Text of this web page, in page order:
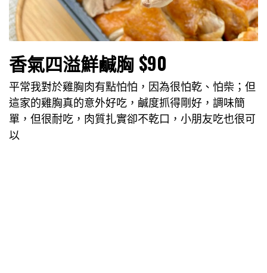
香氣四溢鮮鹹胸 $90
平常我對於雞胸肉有點怕怕，因為很怕乾、怕柴；但
這家的雞胸真的意外好吃，鹹度抓得剛好，調味簡
單，但很耐吃，肉質扎實卻不乾口，小朋友吃也很可
以